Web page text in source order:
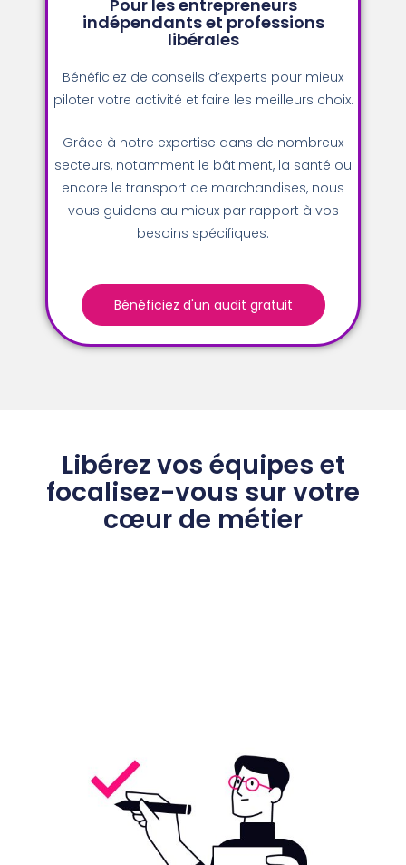
Pour les entrepreneurs
indépendants et professions
libérales
Bénéficiez de conseils d’experts pour mieux
piloter votre activité et faire les meilleurs choix.
Grâce à notre expertise dans de nombreux
secteurs, notamment le bâtiment, la santé ou
encore le transport de marchandises, nous
vous guidons au mieux par rapport à vos
besoins spécifiques.
Bénéficiez d'un audit gratuit
Libérez vos équipes et
focalisez-vous sur votre
cœur de métier